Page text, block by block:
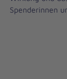
Spenderinnen